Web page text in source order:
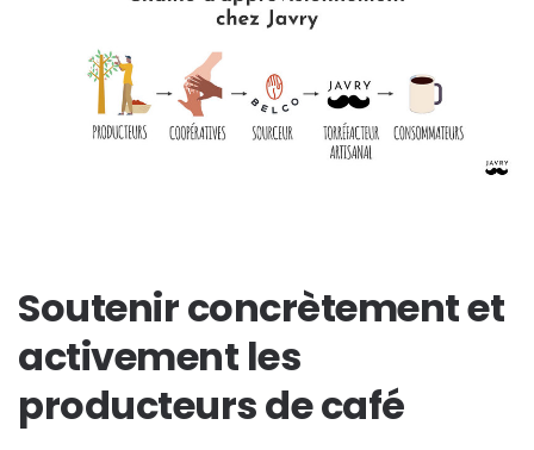
Soutenir concrètement et
activement les
producteurs de café